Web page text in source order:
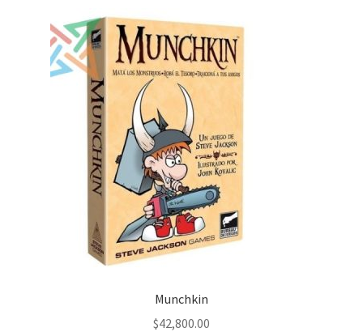
Munchkin
$42,800.00